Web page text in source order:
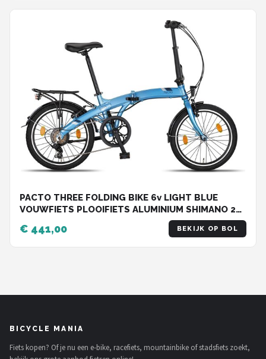
PACTO THREE FOLDING BIKE 6v LIGHT BLUE
VOUWFIETS PLOOIFIETS ALUMINIUM SHIMANO 20
€ 441,00 BEKIJK OP BOL
BICYCLE MANIA
Fiets kopen? Of je nu een e-bike, racefiets, mountainbike of stadsfiets zoekt,